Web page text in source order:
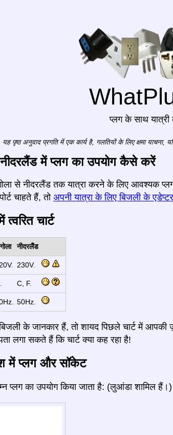
प्लग के साथ यात्री
यह पृष्ठ अनुवाद प्रगति में एक कार्य है, गलतियों के लिए क्षमा
में प्लग का उपयोग कैसे करें
से नीदरलैंड तक यात्रा करने के लिए आवश्यक
चाहते हैं, तो अपनी यात्रा के लिए बिजली के
चार्ट
नीदरलैंड
230V.
C, F.
50Hz.
के जानकार हैं, तो शायद पिछले चार्ट में आपकी
लगा सकते हैं कि चार्ट क्या कह रहा है!
में प्लग और सॉकेट
प्लग का उपयोग किया जाता है: (लुआंडा शामिल हैं।)